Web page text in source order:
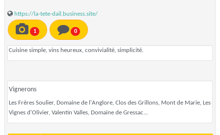
https://la-tete-dail.business.site/
1 0
Cuisine simple, vins heureux, convivialité, simplicité.
Vignerons
Les Frères Soulier, Domaine de l'Anglore, Clos des Grillons, Mont de Marie, Les
Vignes d'Olivier, Valentin Valles, Domaine de Gressac...